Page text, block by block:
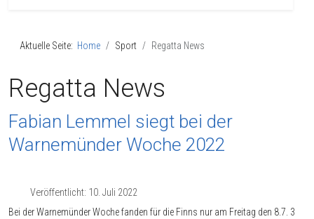
Aktuelle Seite: Home Sport Regatta News
Regatta News
Fabian Lemmel siegt bei der
Warnemünder Woche 2022
Veröffentlicht: 10. Juli 2022
Bei der Warnemünder Woche fanden für die Finns nur am Freitag den 8.7. 3